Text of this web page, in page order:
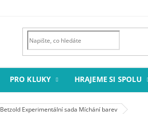
PRO KLUKY HRAJEME SI SPOLU
Betzold Experimentální sada Míchání barev